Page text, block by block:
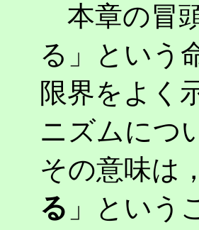
本章の冒
る」という
限界をよく
ニズムにつ
その意味は
る 」という